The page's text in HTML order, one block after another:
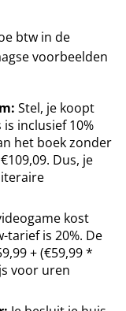
btw in de
voorbeelden
Stel, je koopt
inclusief 10%
het boek zonder
Dus, je
kost
tarief is 20%. De
+ (€59,99 *
voor uren